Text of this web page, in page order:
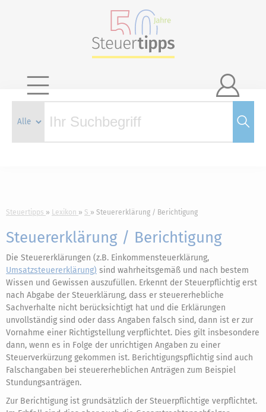

Steuertipps Lexikon S Steuererklärung / Berichtigung
Steuererklärung / Berichtigung
Die Steuererklärungen (z.B. Einkommensteuerklärung,
Umsatzsteuererklärung) sind wahrheitsgemäß und nach bestem
Wissen und Gewissen auszufüllen. Erkennt der Steuerpflichtig erst
nach Abgabe der Steuerklärung, dass er steuererhebliche
Sachverhalte nicht berücksichtigt hat und die Erklärungen
unvollständig sind oder dass Angaben falsch sind, dann ist er zur
Vornahme einer Richtigstellung verpflichtet. Dies gilt insbesondere
dann, wenn es in Folge der unrichtigen Angaben zu einer
Steuerverkürzung gekommen ist. Berichtigungspflichtig sind auch
Falschangaben bei steuererheblichen Anträgen zum Beispiel
Stundungsanträgen.
Zur Berichtigung ist grundsätzlich der Steuerpflichtige verpflichtet.